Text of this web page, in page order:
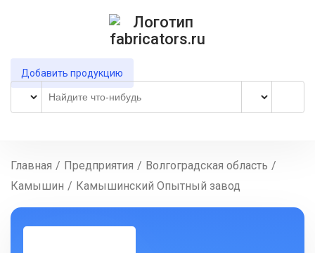
Добавить продукцию
Главная / Предприятия / Волгоградская область /
Камышин / Камышинский Опытный завод